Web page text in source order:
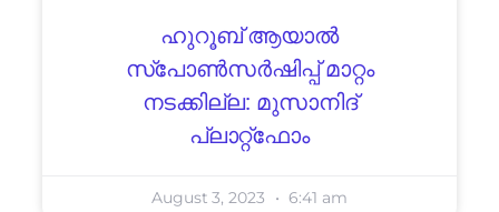
ഹുറൂബ് ആയാല്‍
സ്‌പോണ്‍സര്‍ഷിപ്പ് മാറ്റം
നടക്കില്ല: മുസാനിദ്
പ്ലാറ്റ്‌ഫോം
August 3, 2023 6:41 am